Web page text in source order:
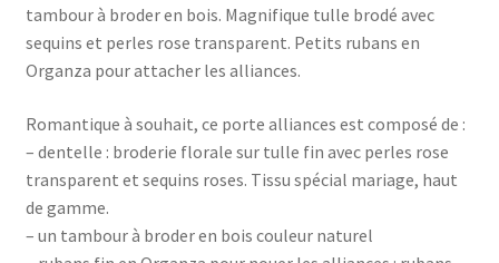
tambour à broder en bois. Magnifique tulle brodé avec
sequins et perles rose transparent. Petits rubans en
Organza pour attacher les alliances.
Romantique à souhait, ce porte alliances est composé de :
– dentelle : broderie florale sur tulle fin avec perles rose
transparent et sequins roses. Tissu spécial mariage, haut
de gamme.
– un tambour à broder en bois couleur naturel